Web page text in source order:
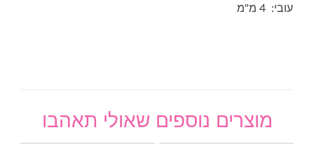
עובי: 4 מ"מ
מוצרים נוספים שאולי תאהבו